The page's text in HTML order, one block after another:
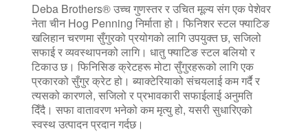
Deba Brothers® उच्च गुणस्तर र उचित मूल्य संग एक पेशेवर
नेता चीन Hog Penning निर्माता हो। फिनिशर स्टल फ्याटिङ
खलिहान चरणमा सुँगुरको प्रयोगको लागि उपयुक्त छ, सजिलो
सफाई र व्यवस्थापनको लागि। धातु फ्याटिङ स्टल बलियो र
टिकाउ छ। फिनिसिङ क्रेटहरू मोटा सुँगुरहरूको लागि एक
प्रकारको सुँगुर क्रेट हो। ब्याक्टेरियाको संचयलाई कम गर्दै र
त्यसको कारणले, सजिलो र प्रभावकारी सफाईलाई अनुमति
दिँदै। सफा वातावरण भनेको कम मृत्यु हो, यसरी सुधारिएको
स्वस्थ उत्पादन प्रदान गर्दछ।